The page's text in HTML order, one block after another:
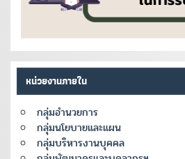
หน่วยงานภายใน
กลุ่มอำนวยการ
กลุ่มนโยบายและแผน
กลุ่มบริหารงานบุคคล